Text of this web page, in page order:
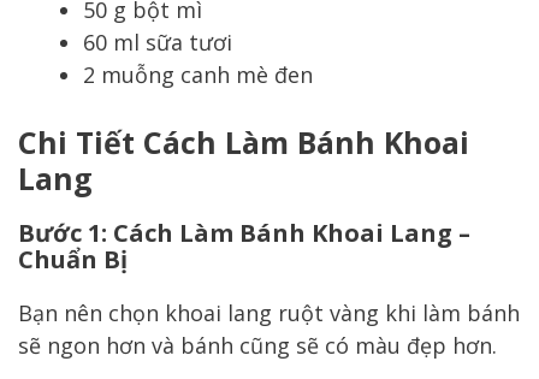
50 g bột mì
60 ml sữa tươi
2 muỗng canh mè đen
Chi Tiết Cách Làm Bánh Khoai
Lang
Bước 1: Cách Làm Bánh Khoai Lang –
Chuẩn Bị
Bạn nên chọn khoai lang ruột vàng khi làm bánh
sẽ ngon hơn và bánh cũng sẽ có màu đẹp hơn.